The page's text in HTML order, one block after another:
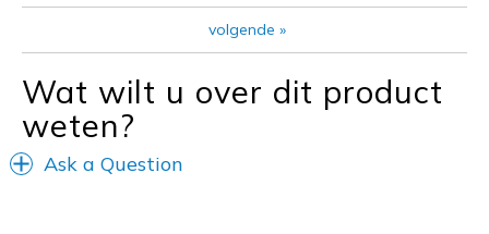
Casual Wear
Sizing
Feels half size too small
View On Shoes
Shoes are for Wearing
volgende »
Wat wilt u over dit product
weten?
Ask a Question